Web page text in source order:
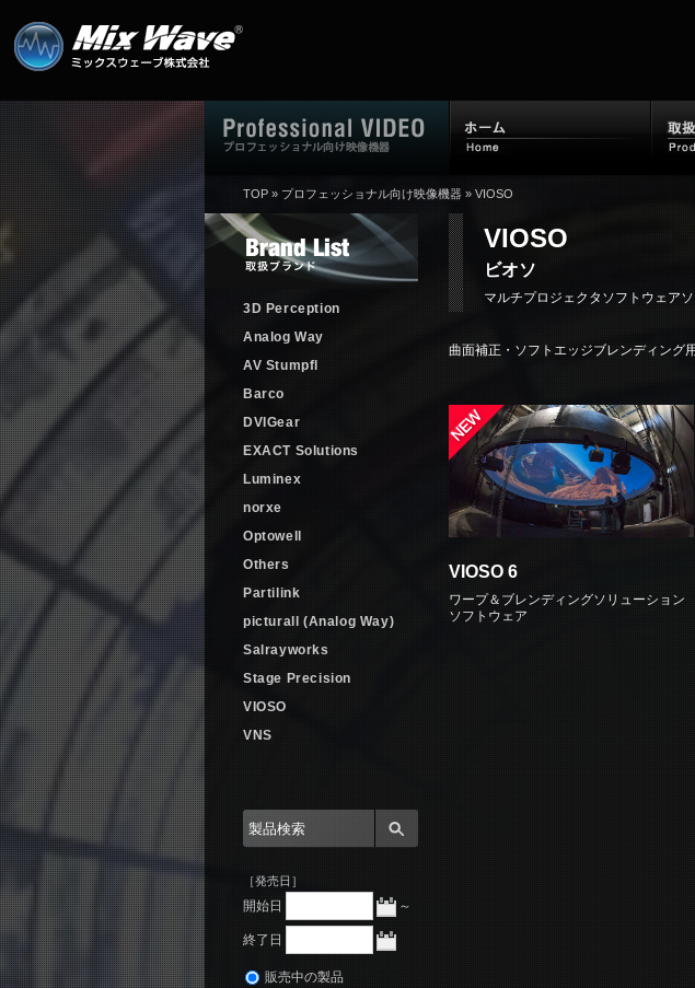
TOP » プロフェッショナル向け映像機器 » VIOSO
VIOSO
ビオソ
マルチプロジェクタソフトウェア
曲面補正・ソフトエッジブレンディング
VIOSO 6
ワープ＆ブレンディングソリューション
ソフトウェア
3D Perception
Analog Way
AV Stumpfl
Barco
DVIGear
EXACT Solutions
Luminex
norxe
Optowell
Others
Partilink
picturall (Analog Way)
Salrayworks
Stage Precision
VIOSO
VNS
［発売日］
開始日 ～
終了日
販売中の製品